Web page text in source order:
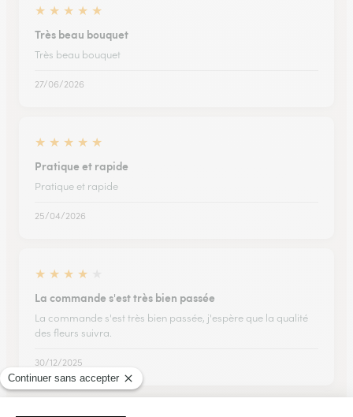
★ ★ ★ ★ ★
Très beau bouquet
Très beau bouquet
27/06/2026
★ ★ ★ ★ ★
Pratique et rapide
Pratique et rapide
25/04/2026
★ ★ ★ ★
La commande s'est très bien passée
La commande s'est très bien passée, j'espère que la qualité
des fleurs suivra.
30/12/2025